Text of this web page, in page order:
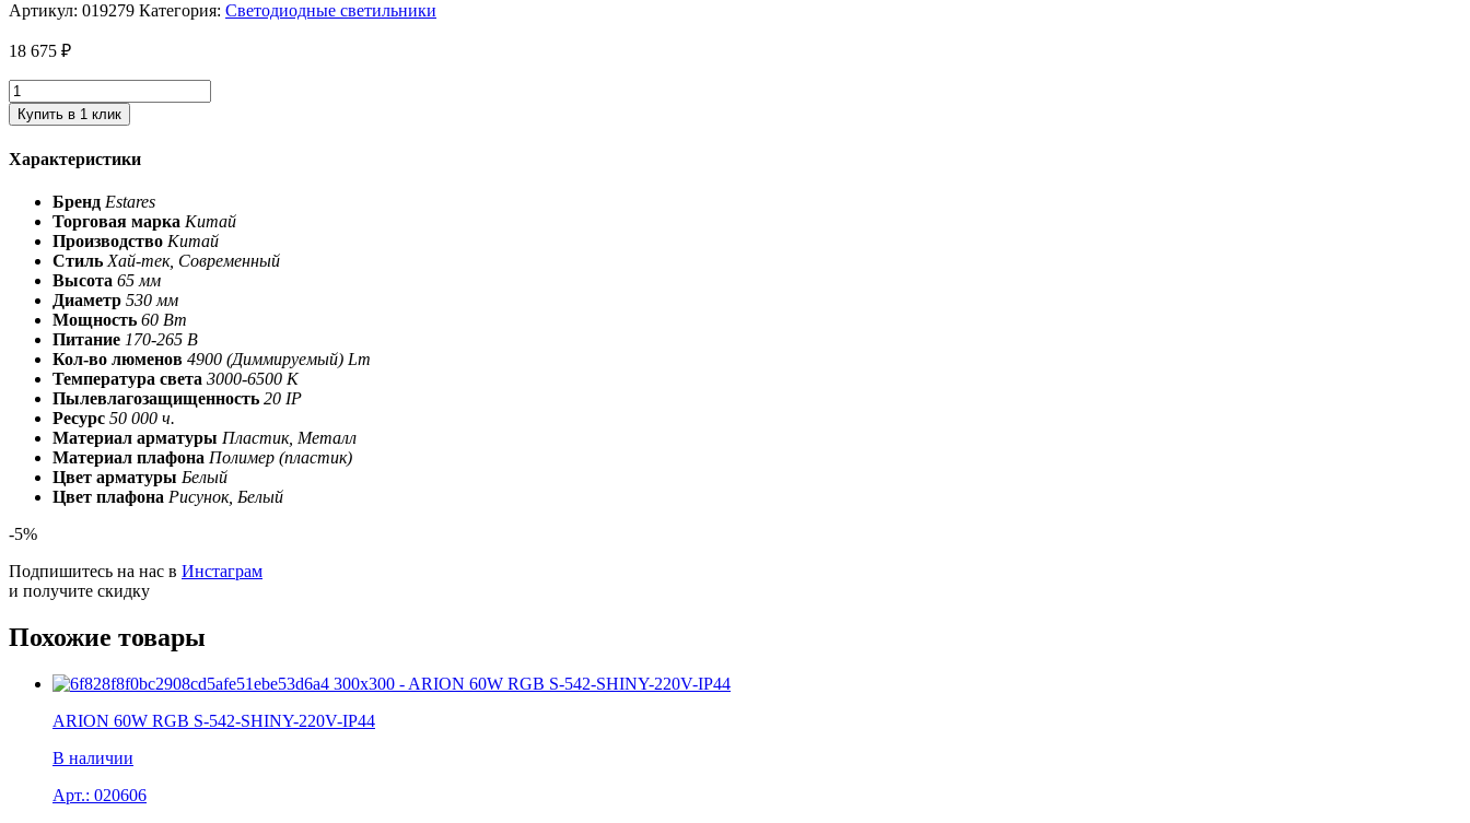
Артикул: 019279 Категория: Светодиодные светильники
18 675 ₽
Купить в 1 клик
Характеристики
Бренд Estares
Торговая марка Китай
Производство Китай
Стиль Хай-тек, Современный
Высота 65 мм
Диаметр 530 мм
Мощность 60 Вт
Питание 170-265 В
Кол-во люменов 4900 (Диммируемый) Lm
Температура света 3000-6500 К
Пылевлагозащищенность 20 IP
Ресурс 50 000 ч.
Материал арматуры Пластик, Металл
Материал плафона Полимер (пластик)
Цвет арматуры Белый
Цвет плафона Рисунок, Белый
-5%
Подпишитесь на нас в Инстаграм
и получите скидку
Похожие товары
ARION 60W RGB S-542-SHINY-220V-IP44
В наличии
Арт.: 020606